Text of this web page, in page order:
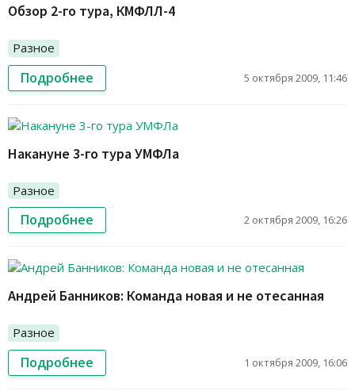
Обзор 2-го тура, КМФЛЛ-4
Разное
Подробнее 5 октября 2009, 11:46
Накануне 3-го тура УМФЛа
Разное
Подробнее 2 октября 2009, 16:26
Андрей Банников: Команда новая и не отесанная
Разное
Подробнее 1 октября 2009, 16:06